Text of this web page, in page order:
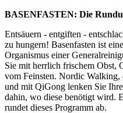
BASENFASTEN: Die
Entsäuern - entgiften -
zu hungern! Basenfasten ist
Organismus einer
Sie mit herrlich frischem Obst,
vom Feinsten. Nordic
und mit QiGong lenken Sie
dahin, wo diese benötigt wird.
rundet dieses Programm ab.